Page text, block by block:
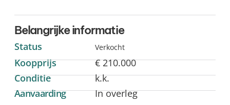
Belangrijke informatie
Status Verkocht
Koopprijs
€ 210.000
Conditie
k.k.
Aanvaarding
In overleg